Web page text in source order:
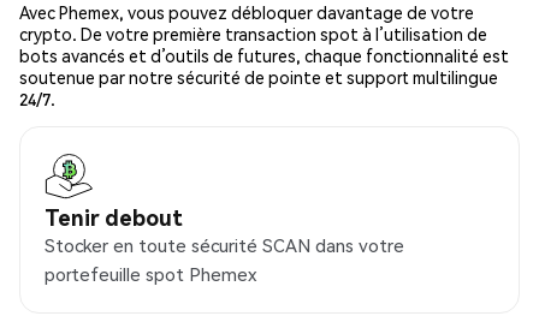
Avec Phemex, vous pouvez débloquer davantage de votre
crypto. De votre première transaction spot à l’utilisation de
bots avancés et d’outils de futures, chaque fonctionnalité est
soutenue par notre sécurité de pointe et support multilingue
24/7.
Tenir debout
Stocker en toute sécurité SCAN dans votre
portefeuille spot Phemex